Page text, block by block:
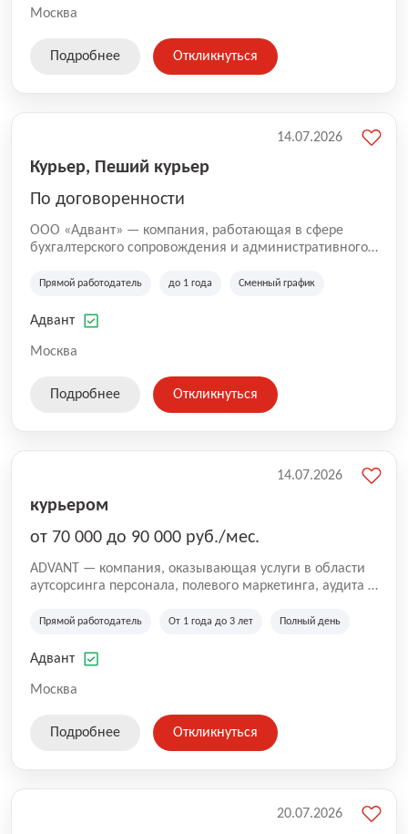
Москва
Подробнее Откликнуться
Курьер, Пеший курьер
По договоренности
ООО «Адвант» — компания, работающая в сфере
бухгалтерского сопровождения и административного
зарегистрирована в Санкт-Петербурге и
лиц и коммерческих организаций.
Прямой работодатель до 1 года Сменный график
Адвант
Москва
14.07.2026
Подробнее Откликнуться
курьером
от 70 000 до 90 000 руб./мес.
ADVANT — компания, оказывающая услуги в области
аутсорсинга персонала, полевого маркетинга, аудита и
региональных клиентов. Мы работаем на рынке с
Казахстана и Беларуси, сотрудничая с компаниями из
Прямой работодатель От 1 года до 3 лет Полный день
Адвант
Москва
14.07.2026
Подробнее Откликнуться
20.07.2026